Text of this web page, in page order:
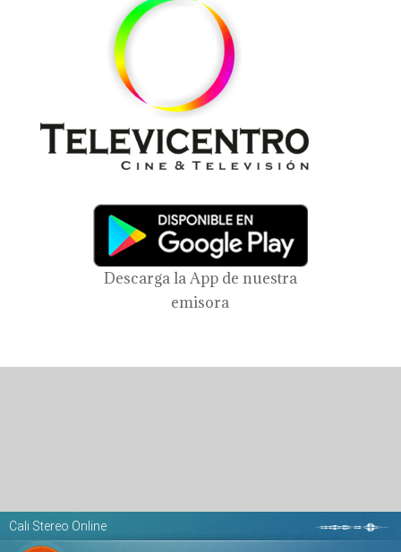
Descarga la App de nuestra
emisora